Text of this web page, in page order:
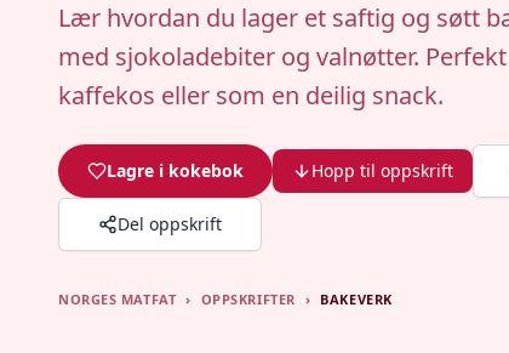
Lær hvordan du lager et saftig og søtt
med sjokoladebiter og valnøtter.
kaffekos eller som en deilig snack.
Lagre i kokebok Hopp til oppskrift
Del oppskrift
NORGES MATFAT › OPPSKRIFTER › BAKEVERK